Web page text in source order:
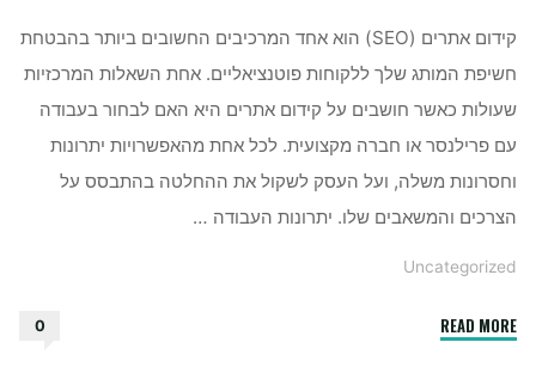
קידום אתרים (SEO) הוא אחד המרכיבים החשובים ביותר בהבטחת
חשיפת המותג שלך ללקוחות פוטנציאליים. אחת השאלות המרכזיות
שעולות כאשר חושבים על קידום אתרים היא האם לבחור בעבודה
עם פרילנסר או חברה מקצועית. לכל אחת מהאפשרויות יתרונות
וחסרונות משלה, ועל העסק לשקול את ההחלטה בהתבסס על
הצרכים והמשאבים שלו. יתרונות העבודה …
Uncategorized
READ MORE
0